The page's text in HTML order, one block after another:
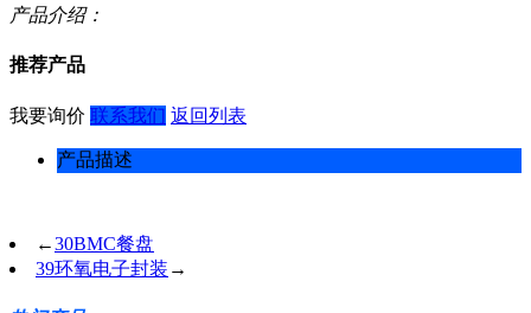
产品介绍：
推荐产品
我要询价 联系我们 返回列表
产品描述
←30BMC餐盘
39环氧电子封装 →